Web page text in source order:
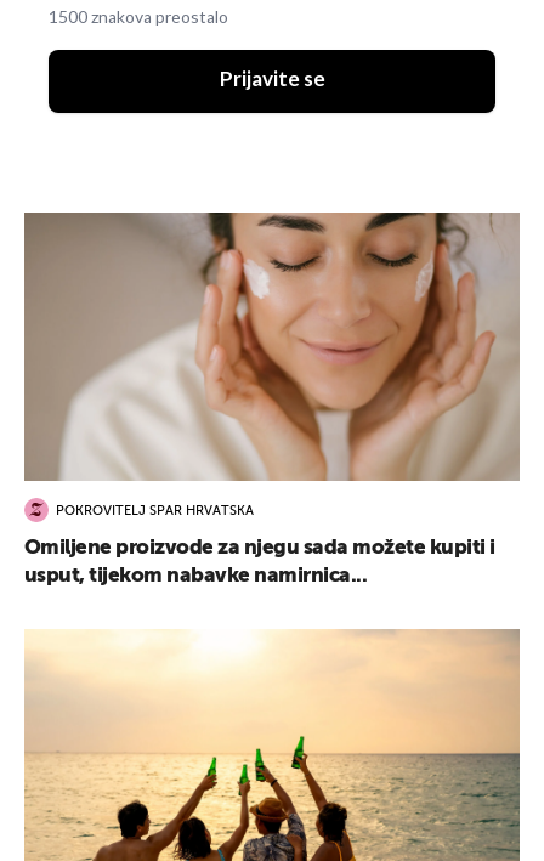
1500 znakova preostalo
Prijavite se
POKROVITELJ SPAR HRVATSKA
Omiljene proizvode za njegu sada možete kupiti i
usput, tijekom nabavke namirnica...